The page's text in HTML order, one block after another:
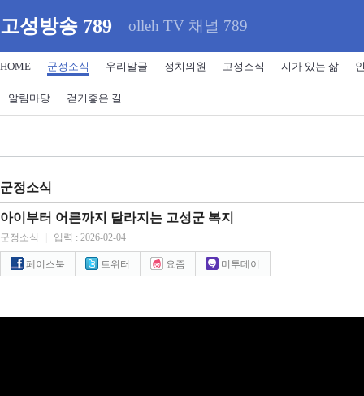
고성방송 789 olleh TV 채널 789
HOME 군정소식 우리말글 정치의원 고성소식 시가 있는 삶
알림마당 걷기좋은 길
군정소식
아이부터 어른까지 달라지는 고성군 복지
군정소식 입력 : 2026-02-04
페이스북 트위터 요즘 미투데이